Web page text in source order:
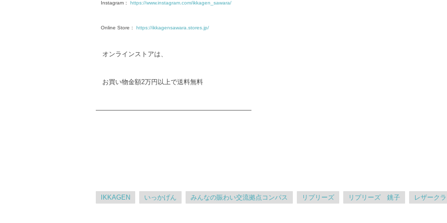
Instagram： https://www.instagram.com/ikkagen_sawara/
Online Store： https://ikkagensawara.stores.jp/
オンラインストアは、
お買い物金額2万円以上で送料無料
————————————————————————
IKKAGEN いっかげん みんなの賑わい交流拠点コンパス リプリーズ リプリーズ 銚子 レザーク